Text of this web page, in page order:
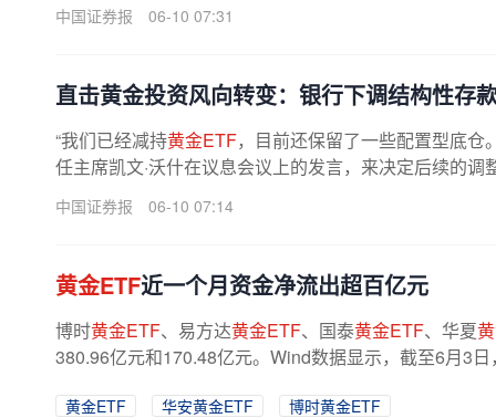
中国证券报
06-10 07:31
直击黄金投资风向转变：银行下调结构性存
“我们已经减持黄金ETF，目前还保留了一些配置型底
任主席凯文·沃什在议息会议上的发言，来决定后续的
中国证券报 06-10 07:14
黄金ETF近一个月资金净流出超百亿元
博时黄金ETF、易方达黄金ETF、国泰黄金ETF、华夏
380.96亿元和170.48亿元。Wind数据显示，截至6月3
黄金ETF 华安黄金ETF
博时黄金ETF